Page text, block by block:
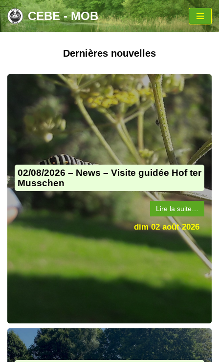
Aller
CEBE - MOB
Dernières nouvelles
02/08/2026 – News – Visite guidée Hof ter
Musschen
Lire la suite…
dim 02 août 2026